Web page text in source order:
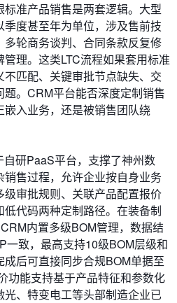
准产品销售是两套逻辑。大型
度甚至年为单位，涉及售前技
轮商务谈判、合同条款反复修
理。这类LTC流程如果套用标准
匹配、关键审批节点缺失、交
。CRM平台能否深度定制销售
入业务，还是被销售团队绕
研PaaS平台，支撑了神州数
售过程，允许企业按自身业务
审批规则、关联产品配置报价
代码两种定制路径。在装备制
内置多级BOM管理，数据结
致，最高支持10级BOM层级和
后可直接同步合规BOM单据至
功能支持基于产品特征和参数化
、特变电工等头部制造企业已